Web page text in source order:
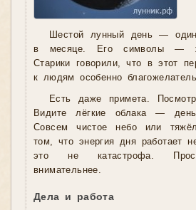
Шестой лунный день —
в месяце. Его символы —
Старики говорили, что в этот
к людям особенно
Есть даже примета.
Видите лёгкие облака —
Совсем чистое небо или
том, что энергия дня работает
это не катастрофа.
внимательнее.
Дела и работа